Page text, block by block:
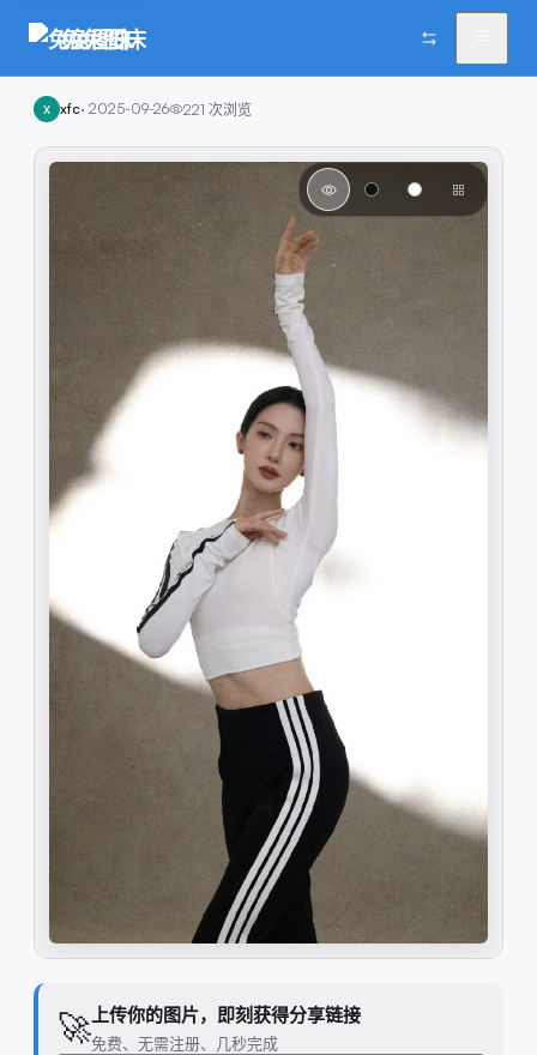
兔兔图床
X xfc· 2025-09-26 221 次浏览
🚀上传你的图片，即刻获得分享链接
免费、无需注册、几秒完成